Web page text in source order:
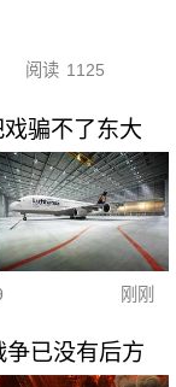
阅读 1125
骗不了东大
刚刚
已没有后方